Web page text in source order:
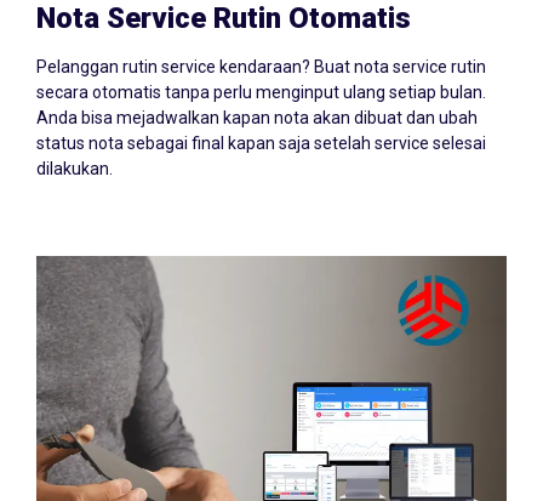
Nota Service Rutin Otomatis
Pelanggan rutin service kendaraan? Buat nota service rutin
secara otomatis tanpa perlu menginput ulang setiap bulan.
Anda bisa mejadwalkan kapan nota akan dibuat dan ubah
status nota sebagai final kapan saja setelah service selesai
dilakukan.